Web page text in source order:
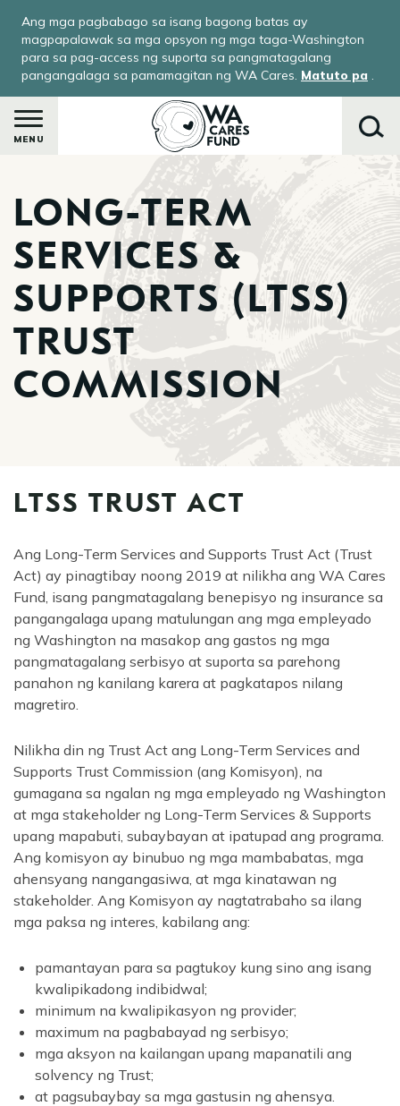
main
content
Ang mga pagbabago sa isang bagong batas ay
magpapalawak sa mga opsyon ng mga taga-Washington
para sa pag-access ng suporta sa pangmatagalang
pangangalaga sa pamamagitan ng WA Cares. Matuto pa .
MENU
Maghanap
LONG-TERM
SERVICES &
SUPPORTS (LTSS)
TRUST
COMMISSION
LTSS TRUST ACT
Ang Long-Term Services and Supports Trust Act (Trust
Act) ay pinagtibay noong 2019 at nilikha ang WA Cares
Fund, isang pangmatagalang benepisyo ng insurance sa
pangangalaga upang matulungan ang mga empleyado
ng Washington na masakop ang gastos ng mga
pangmatagalang serbisyo at suporta sa parehong
panahon ng kanilang karera at pagkatapos nilang
magretiro.
Nilikha din ng Trust Act ang Long-Term Services and
Supports Trust Commission (ang Komisyon), na
gumagana sa ngalan ng mga empleyado ng Washington
at mga stakeholder ng Long-Term Services & Supports
upang mapabuti, subaybayan at ipatupad ang programa.
Ang komisyon ay binubuo ng mga mambabatas, mga
ahensyang nangangasiwa, at mga kinatawan ng
stakeholder. Ang Komisyon ay nagtatrabaho sa ilang
mga paksa ng interes, kabilang ang:
pamantayan para sa pagtukoy kung sino ang isang
kwalipikadong indibidwal;
minimum na kwalipikasyon ng provider;
maximum na pagbabayad ng serbisyo;
mga aksyon na kailangan upang mapanatili ang
solvency ng Trust;
at pagsubaybay sa mga gastusin ng ahensya.